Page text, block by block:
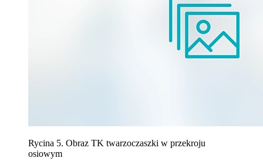
Rycina 5. Obraz TK twarzoczaszki w przekroju
osiowym